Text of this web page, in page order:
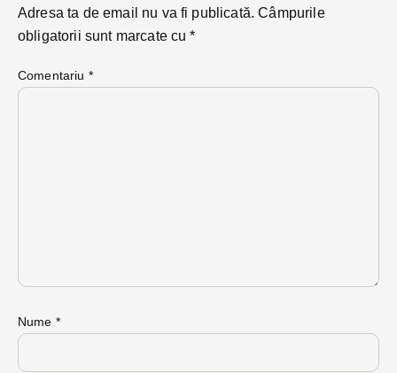
Adresa ta de email nu va fi publicată. Câmpurile
obligatorii sunt marcate cu*
Comentariu *
Nume *